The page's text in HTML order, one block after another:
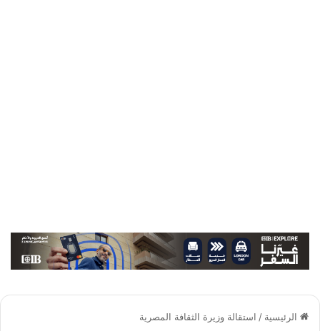
الرئيسية / استقالة وزيرة الثقافة المصرية